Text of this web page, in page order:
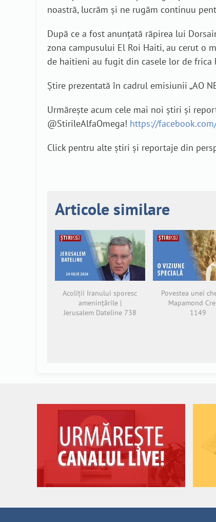
noastră, lucrăm și ne rugăm continuu
După ce a fost anunțată răpirea lui
zona campusului El Roi Haiti, au cerut o
de haitieni au fugit din casele lor de frica
Știre prezentată în cadrul emisiunii „AO
Urmărește acum cele mai noi știri și
@StirileAlfaOmega! https://
Click pentru alte știri și reportaje din
Articole similare
Acoliții Iranului sporesc
amenințările |
Jerusalem Dateline 738
Povestea unei
Mapamond
1149